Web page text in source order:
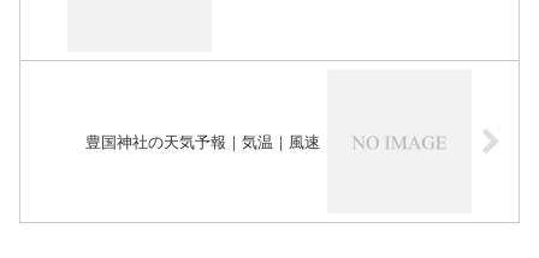
豊国神社の天気予報｜気温｜風速